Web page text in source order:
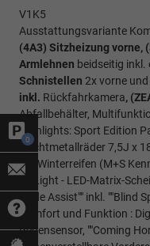
0
V1K5
Ausstattungsvariante
(4A3) Sitzheizung vorne,
Armlehnen beidseitig
Schnistellen 2x vorne
inkl. Rückfahrkamera,
Abfallbehälter,
Highlights: Sport Edition
Leichtmetallräder 7,5J x
mit Winterreifen (M+S
IQ.Light - LED-Matrix-
""Side Assist"" inkl. ""Blind
Komfort und Funktion :
Regensensor, ""Coming